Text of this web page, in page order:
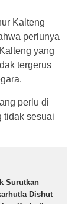
Kalteng
perlunya
yang
tergerus
perlu di
tidak sesuai
Surutkan
Dishut